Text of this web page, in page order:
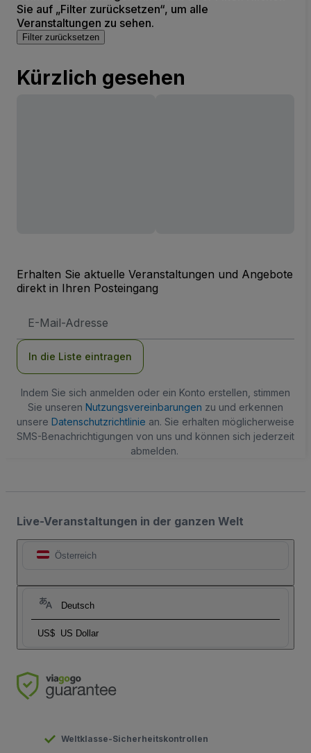
Sie auf „Filter zurücksetzen“, um alle
Veranstaltungen zu sehen.
Filter zurücksetzen
Kürzlich gesehen
Erhalten Sie aktuelle Veranstaltungen und Angebote
direkt in Ihren Posteingang
Mail-
In die Liste eintragen
Indem Sie sich anmelden oder ein Konto erstellen, stimmen
Sie unseren Nutzungsvereinbarungen zu und erkennen
unsere Datenschutzrichtlinie an. Sie erhalten möglicherweise
SMS-Benachrichtigungen von uns und können sich jederzeit
abmelden.
Live-Veranstaltungen in der ganzen Welt
Österreich
Deutsch
US$ US Dollar
Weltklasse-Sicherheitskontrollen